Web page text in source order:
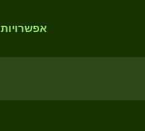
אפשרויות